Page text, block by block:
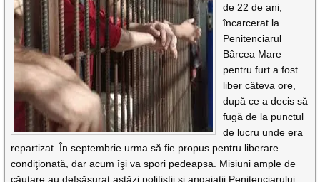
de 22 de ani,
încarcerat la
Penitenciarul
Bârcea Mare
pentru furt a fost
liber câteva ore,
după ce a decis să
fugă de la punctul
de lucru unde era
repartizat. În septembrie urma să fie propus pentru liberare
condiţionată, dar acum îşi va spori pedeapsa. Misiuni ample de
căutare au defsăşurat astăzi poliţiştii şi angajaţii Penitenciarului